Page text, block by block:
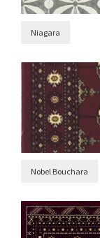
Niagara
Nobel Bouchara